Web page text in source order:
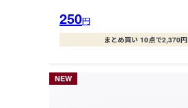
250円
まとめ買い 10点で2,370円
NEW